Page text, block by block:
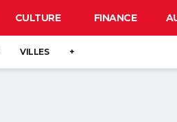
CULTURE FINANCE
VILLES +